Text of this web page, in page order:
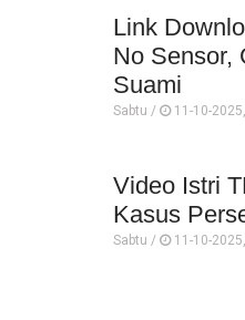
Link
No Sensor,
Suami
Sabtu / 11-10-
Video Istri
Kasus
Sabtu / 11-10-